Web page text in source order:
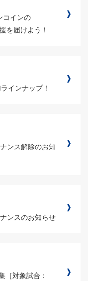
コインの
を届けよう！
インナップ！
ンス解除のお知
ンスのお知らせ
［対象試合：